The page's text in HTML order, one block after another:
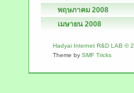
พฤษภาคม 2008
เมษายน 2008
Hadyai Internet R&D LAB ©
Theme by SMF Tricks